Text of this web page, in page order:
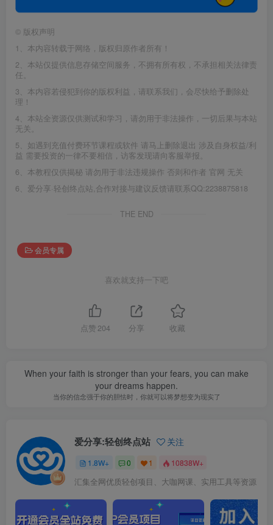
© 版权声明
1、本内容转载于网络，版权归原作者所有！
2、本站仅提供信息存储空间服务，不拥有所有权，不承担相关法律责
任。
3、本内容若侵犯到你的版权利益，请联系我们，会尽快给予删除处
理！
4、本站全资源仅供测试和学习，请勿用于非法操作，一切后果与本站
无关。
5、如遇到充值付费环节课程或软件 请马上删除退出 涉及自身权益/利
益 需要投资的一律不要相信，访客发现请向客服举报。
6、本教程仅供揭秘 请勿用于非法违规操作 否则和作者 官网 无关
6、爱分享·轻创终点站,合作对接与建议反馈请联系QQ:2238875818
THE END
会员专属
喜欢就支持一下吧
点赞 204 分享 收藏
When your faith is stronger than your fears, you can make
your dreams happen.
当你的信念强于你的胆怯时，你就可以将梦想变为现实了
爱分享:轻创终点站 关注
1.8W+ 0 1 10838W+
汇集全网优质轻创项目、大咖网课、实用工具等资源